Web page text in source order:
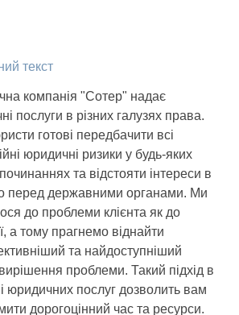
текст
компанія "Сотер" надає
послуги в різних галузях права.
готові передбачити всі
юридичні ризики у будь-яких
та відстояти інтереси в
перед державними органами. Ми
до проблеми клієнта як до
а тому прагнемо віднайти
та найдоступніший
проблеми. Такий підхід в
юридичних послуг дозволить вам
дорогоцінний час та ресурси.